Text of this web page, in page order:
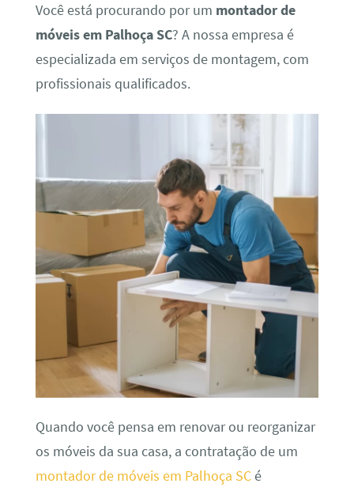
Você está procurando por um montador de
móveis em Palhoça SC? A nossa empresa é
especializada em serviços de montagem, com
profissionais qualificados.
Quando você pensa em renovar ou reorganizar
os móveis da sua casa, a contratação de um
montador de móveis em Palhoça SCé